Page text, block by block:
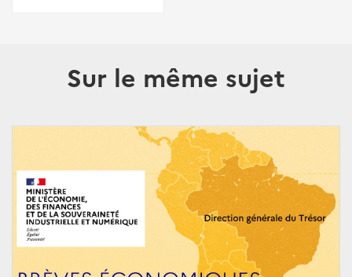
Sur le même sujet